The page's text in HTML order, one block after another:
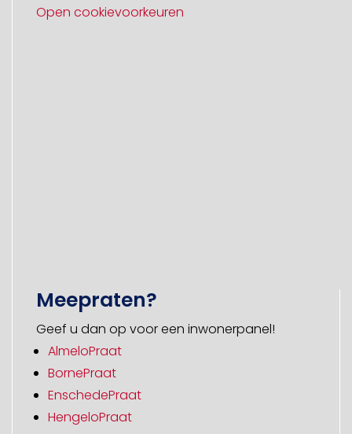
Open cookievoorkeuren
Meepraten?
Geef u dan op voor een inwonerpanel!
AlmeloPraat
BornePraat
EnschedePraat
HengeloPraat